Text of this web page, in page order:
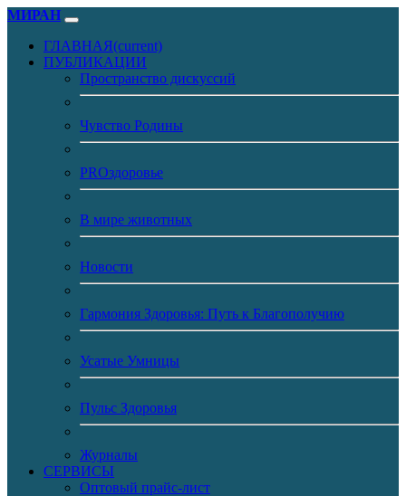
МИРАН
ГЛАВНАЯ(current)
ПУБЛИКАЦИИ
Пространство дискуссий
Чувство Родины
PROздоровье
В мире животных
Новости
Гармония Здоровья: Путь к Благополучию
Усатые Умницы
Пульс Здоровья
Журналы
CЕРВИСЫ
Оптовый прайс-лист